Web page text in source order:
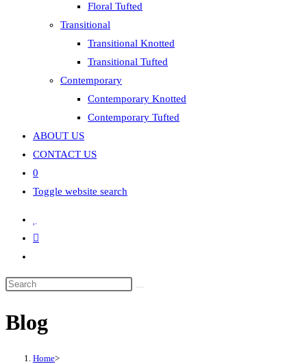
Floral Tufted
Transitional
Transitional Knotted
Transitional Tufted
Contemporary
Contemporary Knotted
Contemporary Tufted
ABOUT US
CONTACT US
0
Toggle website search
Blog
Home>